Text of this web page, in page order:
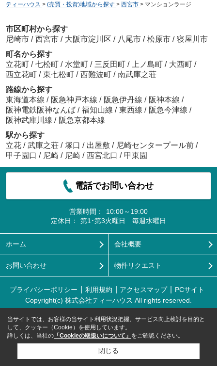
ティーハウス > (売買・投資)地域から探す > 西宮市 > マンションラージ
市区町村から探す
尼崎市 / 西宮市 / 大阪市淀川区 / 八尾市 / 松原市 / 寝屋川市
町名から探す
立花町 / 七松町 / 水堂町 / 三反田町 / 上ノ島町 / 大西町 /
西立花町 / 東七松町 / 西難波町 / 南武庫之荘
路線から探す
東海道本線 / 阪急神戸本線 / 阪急伊丹線 / 阪神本線 /
阪神電鉄阪神なんば / 福知山線 / 東西線 / 阪急今津線 /
阪神武庫川線 / 阪急京都本線
駅から探す
立花 / 武庫之荘 / 塚口 / 出屋敷 / 尼崎センタープール前 /
甲子園口 / 尼崎 / 尼崎 / 西宮北口 / 甲東園
電話でお問い合わせ
営業時間：
10:00～19:00
定休日：
第1･第3火曜日 毎週水曜日
ホーム 会社概要
お問い合わせ 物件リクエスト
プライバシーポリシー 利用規約 アクセスマップ
PCサイト
Copyright(c) 株式会社ティーハウス All rights reserved.
当サイトでは、お客様の当サイト利用状況把握、サービス向上検討を目的と
して、クッキー（Cookie）を使用しています。
詳しくは、当社の 「Cookieの取扱いについて」 をご確認ください。
閉じる